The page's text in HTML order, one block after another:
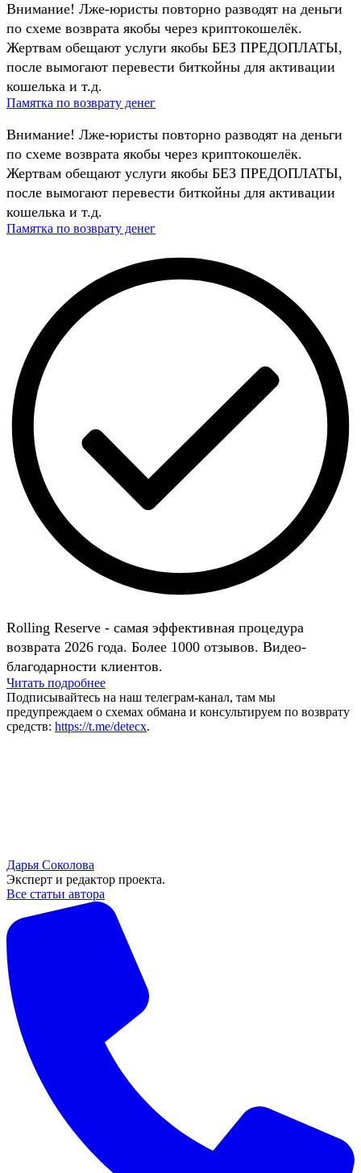
Внимание! Лже-юристы повторно разводят на деньги
по схеме возврата якобы через криптокошелёк.
Жертвам обещают услуги якобы БЕЗ ПРЕДОПЛАТЫ,
после вымогают перевести биткойны для активации
кошелька и т.д.
Памятка по возврату денег
Внимание! Лже-юристы повторно разводят на деньги
по схеме возврата якобы через криптокошелёк.
Жертвам обещают услуги якобы БЕЗ ПРЕДОПЛАТЫ,
после вымогают перевести биткойны для активации
кошелька и т.д.
Памятка по возврату денег
Rolling Reserve - самая эффективная процедура
возврата 2026 года. Более 1000 отзывов. Видео-
благодарности клиентов.
Читать подробнее
Подписывайтесь на наш телеграм-канал, там мы
предупреждаем о схемах обмана и консультируем по возврату
средств: https://t.me/detecx.
Дарья Соколова
Эксперт и редактор проекта.
Все статьи автора